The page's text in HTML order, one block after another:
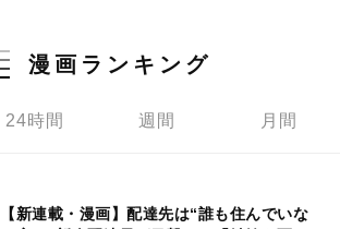
漫画ランキング
24時間 週間 月間
【新連載・漫画】配達先は“誰も住んでいな